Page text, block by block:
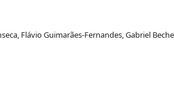
Flávio Guimarães-Fernandes, Gabriel